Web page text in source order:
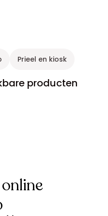
Prieel en kiosk
producten